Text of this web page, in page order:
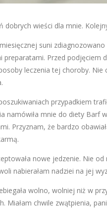
dobrych wieści dla mnie.
suni
preparatami. Przed podjęciem
leczenia tej choroby. Nie
przypadkiem
namówiła mnie do diety Barf
Przyznam, że bardzo
nowe jedzenie. Nie
nabierałam nadziei na jej
wolno, wolniej niż w
Miałam chwile zwątpienia,